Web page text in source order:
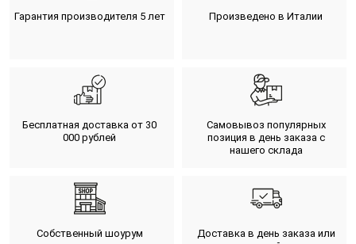
Гарантия производителя 5 лет Произведено в Италии
Бесплатная доставка от 30
000 рублей
Самовывоз популярных
позиция в день заказа с
нашего склада
Собственный шоурум
Доставка в день заказа или